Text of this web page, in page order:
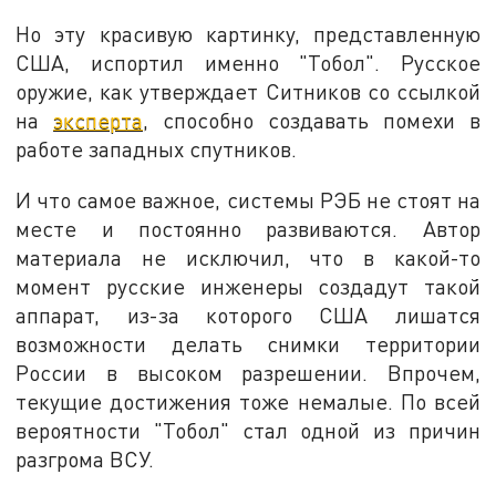
Но эту красивую картинку, представленную
США, испортил именно "Тобол". Русское
оружие, как утверждает Ситников со ссылкой
наэксперта, способно создавать помехи в
работе западных спутников.
И что самое важное, системы РЭБ не стоят на
месте и постоянно развиваются. Автор
материала не исключил, что в какой-то
момент русские инженеры создадут такой
аппарат, из-за которого США лишатся
возможности делать снимки территории
России в высоком разрешении. Впрочем,
текущие достижения тоже немалые. По всей
вероятности "Тобол" стал одной из причин
разгрома ВСУ.